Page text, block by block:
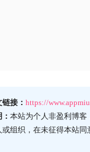
接： https://
本站为个人非盈利博
或组织，在未征得本站